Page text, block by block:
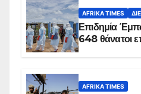
AFRIKA TIMES
Επιδημία
648 θάνατοι
AFRIKA TIMES